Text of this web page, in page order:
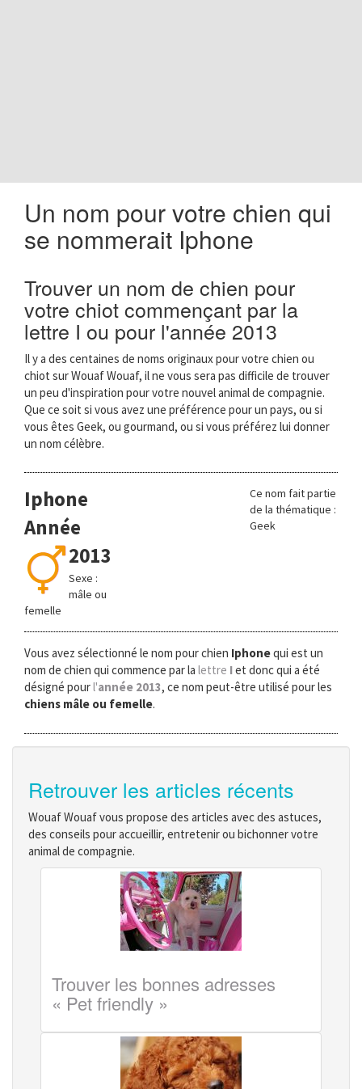
Un nom pour votre chien qui
se nommerait Iphone
Trouver un nom de chien pour
votre chiot commençant par la
lettre I ou pour l'année 2013
Il y a des centaines de noms originaux pour votre chien ou
chiot sur Wouaf Wouaf, il ne vous sera pas difficile de trouver
un peu d'inspiration pour votre nouvel animal de compagnie.
Que ce soit si vous avez une préférence pour un pays, ou si
vous êtes Geek, ou gourmand, ou si vous préférez lui donner
un nom célèbre.
Iphone
Année
2013
Sexe :
mâle ou
femelle
Ce nom fait partie
de la thématique :
Geek
Vous avez sélectionné le nom pour chien Iphonequi est un
nom de chien qui commence par la lettre Iet donc qui a été
désigné pourl'année 2013, ce nom peut-être utilisé pour les
chiens mâle ou femelle.
Retrouver les articles récents
Wouaf Wouaf vous propose des articles avec des astuces,
des conseils pour accueillir, entretenir ou bichonner votre
animal de compagnie.
Trouver les bonnes adresses
« Pet friendly »